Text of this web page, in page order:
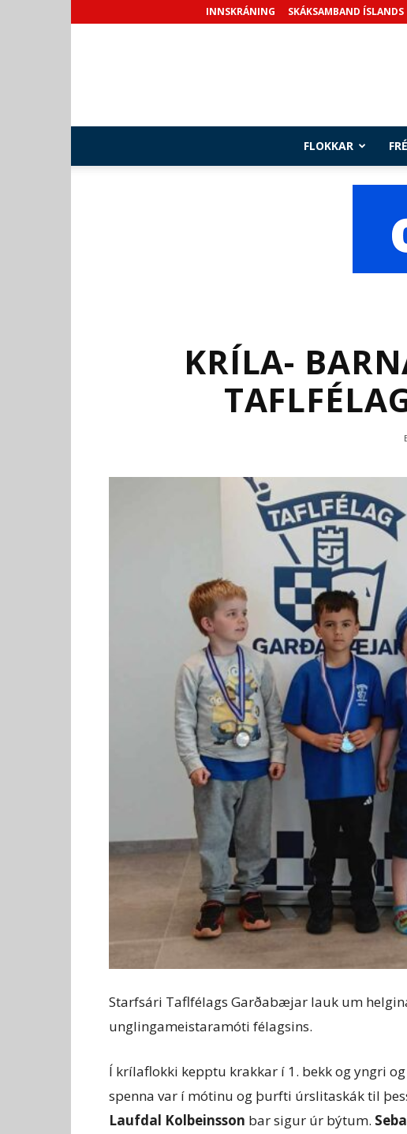
INNSKRÁNING SKÁKSAMBAND ÍSLANDS
FLOKKAR
KRÍLA-
Starfsári Taflfélags Garðabæjar lauk um
unglingameistaramóti félagsins.
Í krílaflokki kepptu krakkar í 1. bekk og yngri
spenna var í mótinu og þurfti úrslitaskák til
Laufdal Kolbeinsson bar sigur úr býtum.